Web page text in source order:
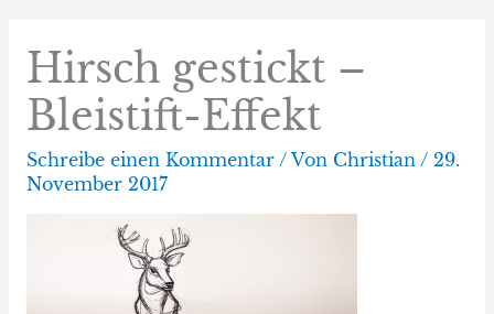
Hirsch gestickt –
Bleistift-Effekt
Schreibe einen Kommentar / Von Christian / 29.
November 2017